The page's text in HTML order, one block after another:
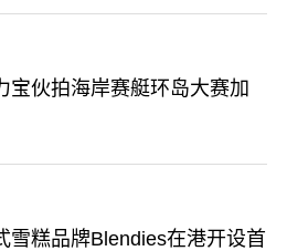
宝伙拍海岸赛艇环岛大赛加
雪糕品牌Blendies在港开设首